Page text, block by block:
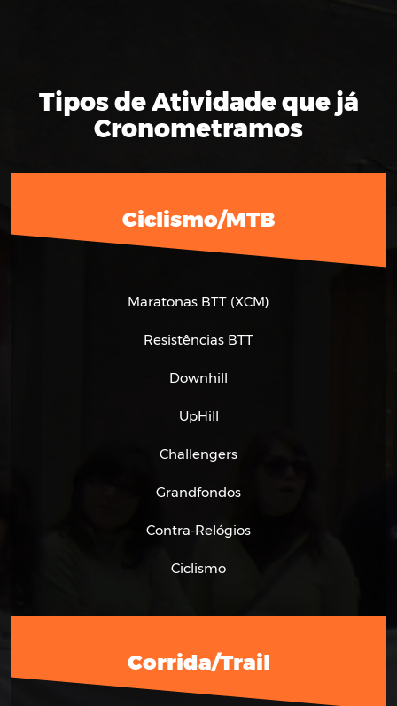
Tipos de Atividade que já
Cronometramos
Ciclismo/MTB
Maratonas BTT (XCM)
Resistências BTT
Downhill
UpHill
Challengers
Grandfondos
Contra-Relógios
Ciclismo
Corrida/Trail